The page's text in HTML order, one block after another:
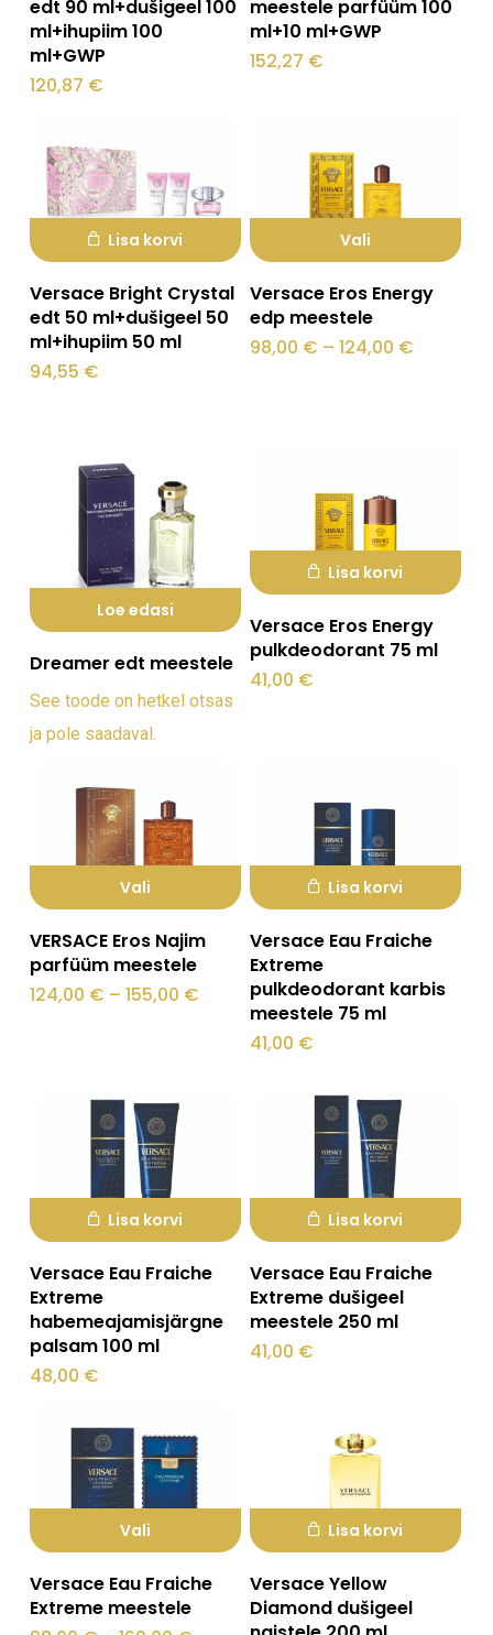
edt 90 ml+dušigeel 100
ml+ihupiim 100
ml+GWP
120,87 €
meestele parfüüm 100
ml+10 ml+GWP
152,27 €
Lisa korvi
Versace Bright Crystal
edt 50 ml+dušigeel 50
ml+ihupiim 50 ml
94,55 €
Vali
tootel
on
tootelehel.
Versace Eros Energy
edp meestele
98,00 € – 124,00 €
Loe edasi
Dreamer edt meestele
See toode on hetkel otsas
ja pole saadaval.
Lisa korvi
Versace Eros Energy
pulkdeodorant 75 ml
41,00 €
Vali
tootel
on
tootelehel.
VERSACE Eros Najim
parfüüm meestele
124,00 € – 155,00 €Hinnavahemik:
124,00 €
155,00 €
Lisa korvi
Versace Eau Fraiche
Extreme
pulkdeodorant karbis
meestele 75 ml
41,00 €
Lisa korvi
Versace Eau Fraiche
Extreme
habemeajamisjärgne
palsam 100 ml
48,00 €
Lisa korvi
Versace Eau Fraiche
Extreme dušigeel
meestele 250 ml
41,00 €
Vali
tootel
Versace Eau Fraiche
Extreme meestele
Lisa korvi
Versace Yellow
Diamond dušigeel